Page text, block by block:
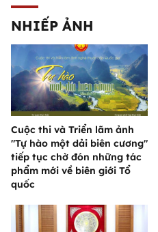
NHIẾP ẢNH
Cuộc thi và Triển lãm ảnh
"Tự hào một dải biên cương"
tiếp tục chờ đón những tác
phẩm mới về biên giới Tổ
quốc